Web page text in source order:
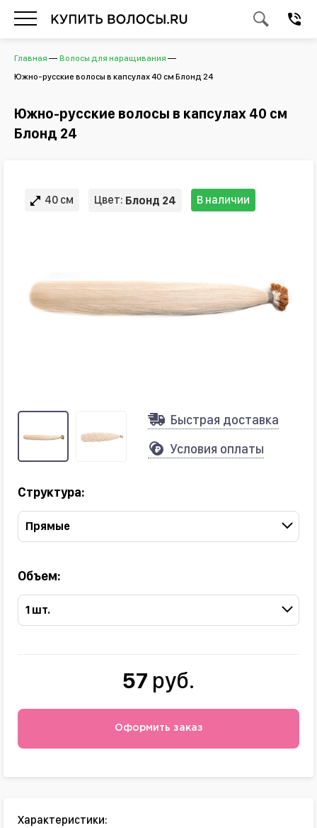
Главная
Волосы для наращивания
Южно-русские волосы в капсулах 40 см Блонд 24
Южно-русские волосы в капсулах 40 см
Блонд 24
40 см Цвет: Блонд 24 В наличии
Быстрая доставка
Условия оплаты
Структура:
Прямые
Объем:
1 шт.
57 руб.
Оформить заказ
Характеристики: